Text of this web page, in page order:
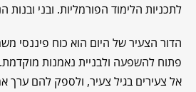
לתכניות הלימוד הפורמליות. ובני ובנות
הדור הצעיר של היום הוא כוח פיננסי
פתוח להשפעה ולבניית נאמנות
אל צעירים בגיל צעיר, ולספק להם ערך